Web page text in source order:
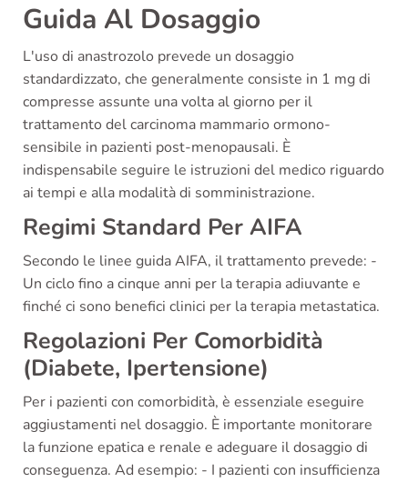
Guida Al Dosaggio
L'uso di anastrozolo prevede un dosaggio
standardizzato, che generalmente consiste in 1 mg di
compresse assunte una volta al giorno per il
trattamento del carcinoma mammario ormono-
sensibile in pazienti post-menopausali. È
indispensabile seguire le istruzioni del medico riguardo
ai tempi e alla modalità di somministrazione.
Regimi Standard Per AIFA
Secondo le linee guida AIFA, il trattamento prevede: -
Un ciclo fino a cinque anni per la terapia adiuvante e
finché ci sono benefici clinici per la terapia metastatica.
Regolazioni Per Comorbidità
(Diabete, Ipertensione)
Per i pazienti con comorbidità, è essenziale eseguire
aggiustamenti nel dosaggio. È importante monitorare
la funzione epatica e renale e adeguare il dosaggio di
conseguenza. Ad esempio: - I pazienti con insufficienza